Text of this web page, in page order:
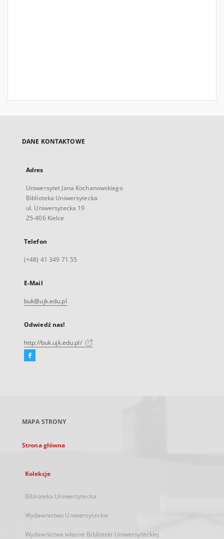
DANE KONTAKTOWE
Adres
Uniwersytet Jana Kochanowskiego
Biblioteka Uniwersytecka
ul. Uniwersytecka 19
25-406 Kielce
Telefon
(+48) 41 349 71 55
E-Mail
buk@ujk.edu.pl
Odwiedź nas!
http://buk.ujk.edu.pl/
Facebook
karcie
MAPA STRONY
Strona główna
Kolekcje
Biblioteka Uniwersytecka
Wydawnictwo Uniwersyteckie
Wydawnictwa własne Biblioteki Uniwersyteckiej